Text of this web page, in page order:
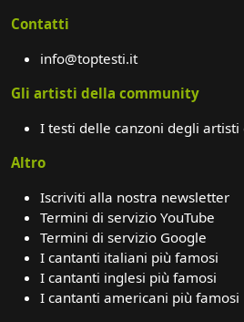
Contatti
info@toptesti.it
Gli artisti della community
I testi delle canzoni degli
Altro
Iscriviti alla nostra newsletter
Termini di servizio YouTube
Termini di servizio Google
I cantanti italiani più famosi
I cantanti inglesi più famosi
I cantanti americani più famosi